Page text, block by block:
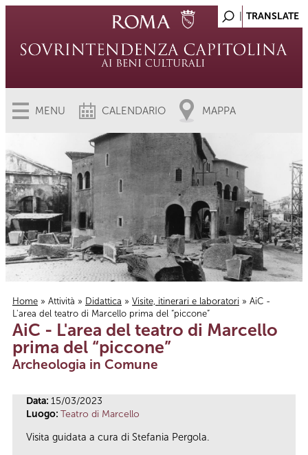
MENU CALENDARIO MAPPA
Tu sei qui
Home » Attività » Didattica » Visite, itinerari e laboratori » AiC -
L'area del teatro di Marcello prima del “piccone”
AiC - L'area del teatro di Marcello
prima del “piccone”
Archeologia in Comune
Data: 15/03/2023
Luogo: Teatro di Marcello
Visita guidata a cura di Stefania Pergola.